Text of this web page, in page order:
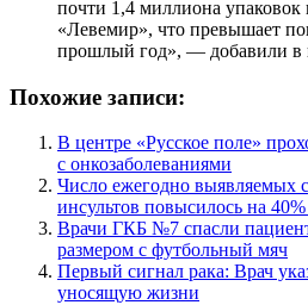
почти 1,4 миллиона упаковок
«Левемир», что превышает
прошлый год», — добавили в
Похожие записи:
В центре «Русское поле»
с онкозаболеваниями
Число ежегодно выявляемых
инсультов повысилось на 40%
Врачи ГКБ №7 спасли
размером с футбольный мяч
Первый сигнал рака: Врач
уносящую жизни